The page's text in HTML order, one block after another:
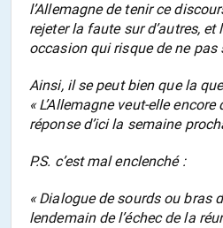
l’Allemagne de tenir ce
rejeter la faute sur d’autres, et
occasion qui risque de ne pas
Ainsi, il se peut bien que la
« L’Allemagne veut-elle encore
réponse d’ici la semaine
P.S. c’est mal enclenché :
« Dialogue de sourds ou bras
lendemain de l’échec de la